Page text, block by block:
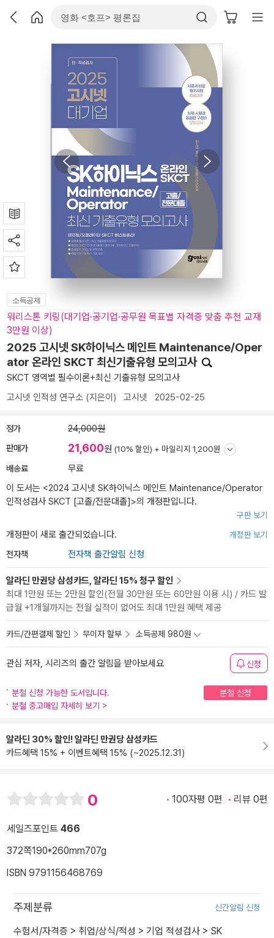
소득공제
워리스톤 키링(대기업·공기업·공무원 목표별 자격증 맞춤 추천 교재
3만원 이상)
2025 고시넷 SK하이닉스 메인트 Maintenance/Oper
ator 온라인 SKCT 최신기출유형 모의고사
SKCT 영역별 필수이론+최신 기출유형 모의고사
고시넷 인적성 연구소 (지은이) 고시넷 2025-02-25
정가 24,000원
판매가 21,600원 (10% 할인) + 마일리지 1,200원
배송료
무료
이 도서는 <2024 고시넷 SK하이닉스 메인트 Maintenance/Operator
인적성검사 SKCT [고졸/전문대졸]>의 개정판입니다.
구판 보기
개정판이 새로 출간되었습니다. 개정판 보기
전자책 전자책 출간알림 신청
알라딘 만권당 삼성카드, 알라딘 15% 청구 할인
최대 1만원 또는 2만원 할인(전월 30만원 또는 60만원 이용 시) / 카드 발
급월 +1개월까지는 전월 실적이 없어도 최대 1만원 혜택 제공
카드/간편결제 할인 무이자 할부 소득공제 980원
관심 저자, 시리즈의 출간 알림을 받아보세요 신청
분철 신청 가능한 도서입니다.
분철 신청
분철 중고매입 자세히 보기 >
알라딘 30% 할인! 알라딘 만권당 삼성카드
카드혜택 15% + 이벤트혜택 15% (~2025.12.31)
0 100자평 0편 리뷰 0편
세일즈포인트 466
372쪽190*260mm707g
ISBN 9791156468769
주제분류 신간알림 신청
수험서/자격증 > 취업/상식/적성 > 기업 적성검사 > SK